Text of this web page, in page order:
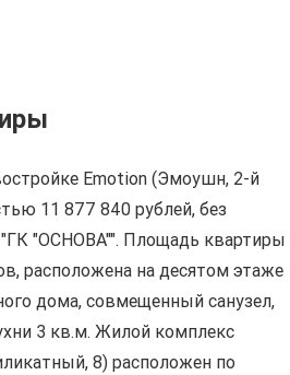
Emotion (Эмоушн, 2-й
11 877 840 рублей, без
"ГК "ОСНОВА"". Площадь квартиры
расположена на десятом этаже
дома, совмещенный санузел,
3 кв.м. Жилой комплекс
8) расположен по